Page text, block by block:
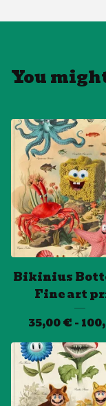
You
Bikinius
Fine art
35,00€ -